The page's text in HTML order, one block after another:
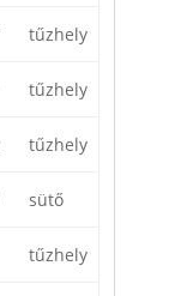
tűzhely
tűzhely
tűzhely
sütő
tűzhely